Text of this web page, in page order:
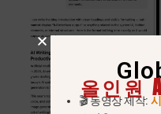
올인원
🎬 동영상 제작: